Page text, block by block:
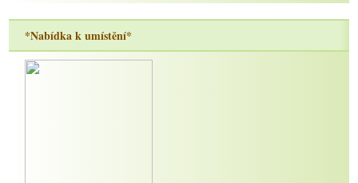
*Nabídka k umístění*